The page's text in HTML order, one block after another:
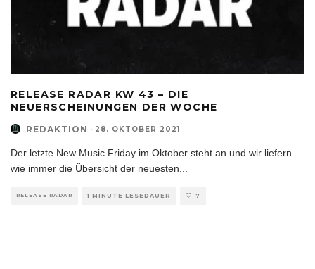
RELEASE RADAR KW 43 – DIE
NEUERSCHEINUNGEN DER WOCHE
REDAKTION · 28. OKTOBER 2021
Der letzte New Music Friday im Oktober steht an und wir liefern
wie immer die Übersicht der neuesten
RELEASE RADAR 1 MINUTE LESEDAUER 7